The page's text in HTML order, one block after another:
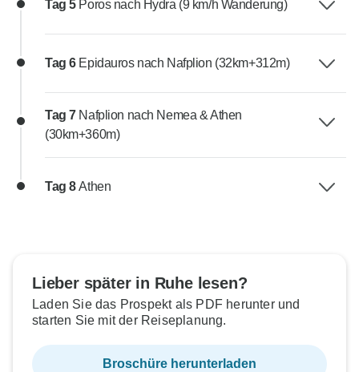
Tag 5 Poros nach Hydra (9 km/h Wanderung)
Tag 6 Epidauros nach Nafplion (32km+312m)
Tag 7 Nafplion nach Nemea & Athen
(30km+360m)
Tag 8Athen
Lieber später in Ruhe lesen?
Laden Sie das Prospekt als PDF herunter und
starten Sie mit der Reiseplanung.
Broschüre herunterladen